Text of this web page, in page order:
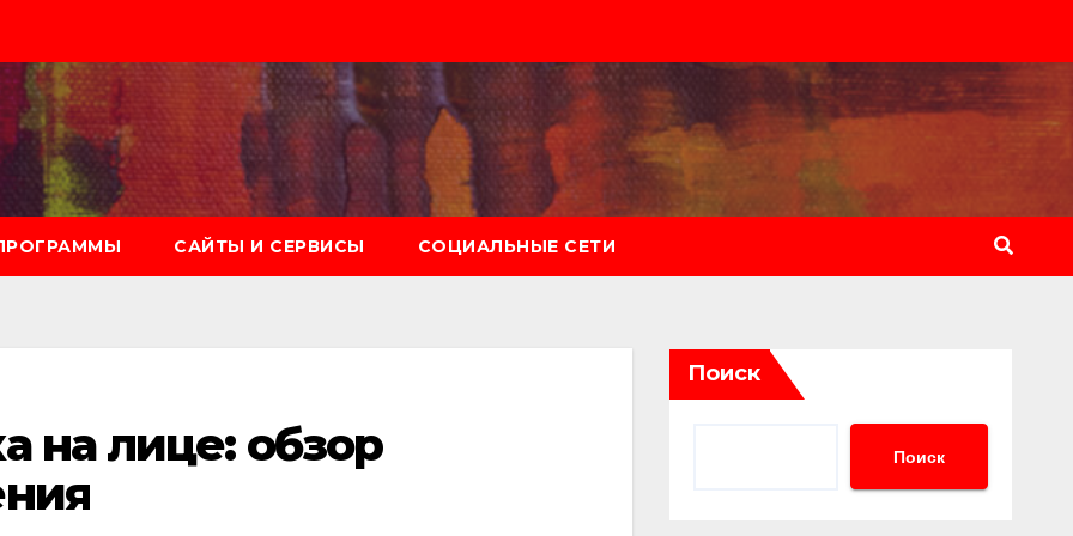
САЙТЫ И СЕРВИСЫ СОЦИАЛЬНЫЕ СЕТИ
на лице: обзор
Поиск
Поиск